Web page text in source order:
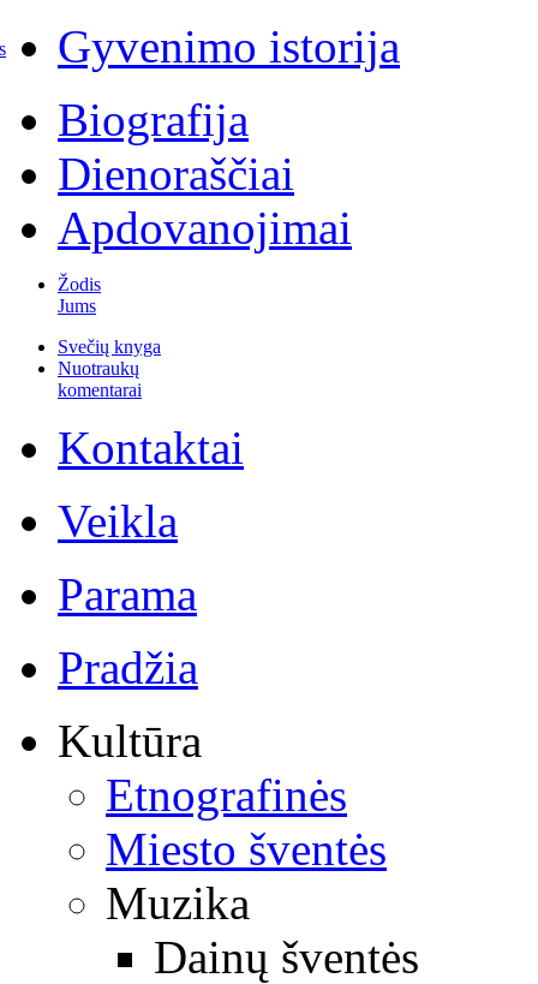
Gyvenimo istorija
Biografija
Dienoraščiai
Apdovanojimai
Žodis
Jums
Svečių knyga
Nuotraukų
komentarai
Kontaktai
Veikla
Parama
Pradžia
Kultūra
Etnografinės
Miesto šventės
Muzika
Dainų šventės